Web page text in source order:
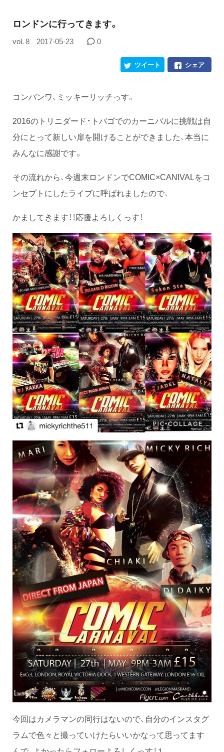
ロンドンに行ってきます。
vol. 8 2017-05-23 0
シェア
ツイート
コンバンワ、ミッキーリッチっす。
2016のトリニダード・トバゴでのカーニバルに挑戦は自
分にとって新しい扉を開けることができました、本当に
みんなに感謝です。
その流れから、今週末ロンドンでCOMIC×CANIVALをコ
ンセプトにしたライブに呼ばれましたので、
かましてきます！！応援よろしくっす！
今回はカメラマンの同行はないので、自分のインスタグ
ラムで色々と撮っていけたらいいかなって思ってます